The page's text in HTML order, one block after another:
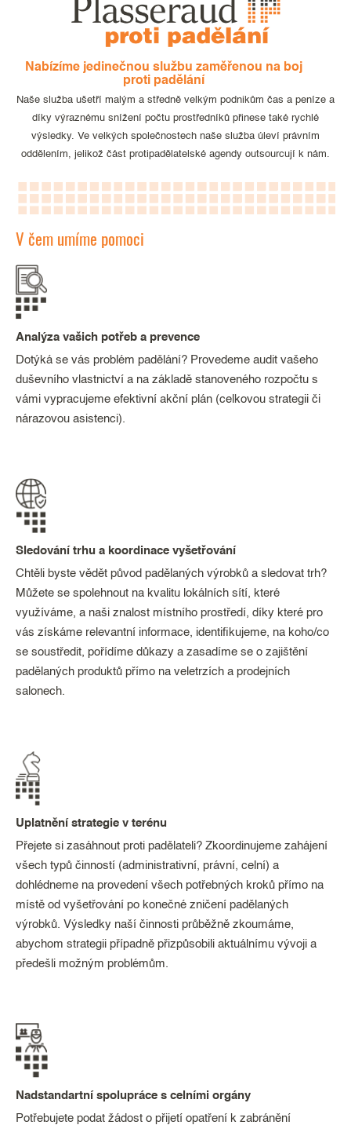
Nabízíme jedinečnou službu zaměřenou na boj
proti padělání
Naše služba ušetří malým a středně velkým podnikům čas a peníze a
díky výraznému snížení počtu prostředníků přinese také rychlé
výsledky. Ve velkých společnostech naše služba úleví právním
oddělením, jelikož část protipadělatelské agendy outsourcují k nám.
V čem umíme pomoci
Analýza vašich potřeb a prevence
Dotýká se vás problém padělání? Provedeme audit vašeho
duševního vlastnictví a na základě stanoveného rozpočtu s
vámi vypracujeme efektivní akční plán (celkovou strategii či
nárazovou asistenci).
Sledování trhu a koordinace vyšetřování
Chtěli byste vědět původ padělaných výrobků a sledovat trh?
Můžete se spolehnout na kvalitu lokálních sítí, které
využíváme, a naši znalost místního prostředí, díky které pro
vás získáme relevantní informace, identifikujeme, na koho/co
se soustředit, pořídíme důkazy a zasadíme se o zajištění
padělaných produktů přímo na veletrzích a prodejních
salonech.
Uplatnění strategie v terénu
Přejete si zasáhnout proti padělateli? Zkoordinujeme zahájení
všech typů činností (administrativní, právní, celní) a
dohlédneme na provedení všech potřebných kroků přímo na
místě od vyšetřování po konečné zničení padělaných
výrobků. Výsledky naší činnosti průběžně zkoumáme,
abychom strategii případně přizpůsobili aktuálnímu vývoji a
předešli možným problémům.
Nadstandartní spolupráce s celními orgány
Potřebujete podat žádost o přijetí opatření k zabránění